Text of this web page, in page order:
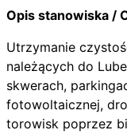
Opis stanowiska /
Utrzymanie
należących do
skwerach,
fotowoltaicznej,
torowisk poprzez